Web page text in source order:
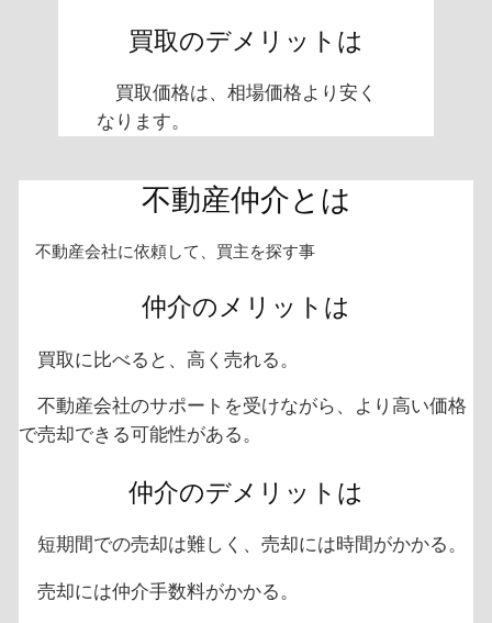
買取のデメリットは
買取価格は、相場価格より安く
なります。
不動産仲介とは
不動産会社に依頼して、買主を探す事
仲介のメリットは
買取に比べると、高く売れる。
不動産会社のサポートを受けながら、より高い価格
で売却できる可能性がある。
仲介のデメリットは
短期間での売却は難しく、売却には時間がかかる。
売却には仲介手数料がかかる。